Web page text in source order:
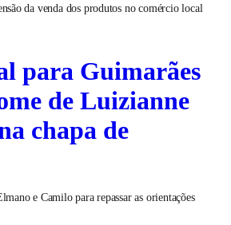
da venda dos produtos no comércio local
para Guimarães
de Luizianne
chapa de
e Camilo para repassar as orientações